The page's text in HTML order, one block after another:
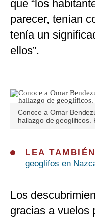
que “los
parecer, tenían
tenía un
ellos”.
Conoce a Omar
hallazgo de geoglíficos.
LEA
geoglifos en
Los
gracias a vuelos